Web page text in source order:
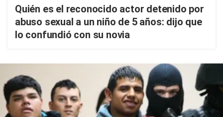
Quién es el reconocido actor detenido por
abuso sexual a un niño de 5 años: dijo que
lo confundió con su novia